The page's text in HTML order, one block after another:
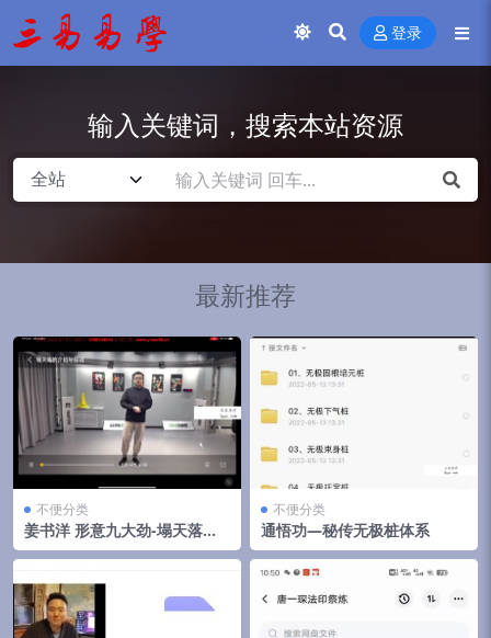
登录
输入关键词，搜索本站资源
最新推荐
不便分类
姜书洋 形意九大劲-塌天落地
翻天
不便分类
通悟功—秘传无极桩体系